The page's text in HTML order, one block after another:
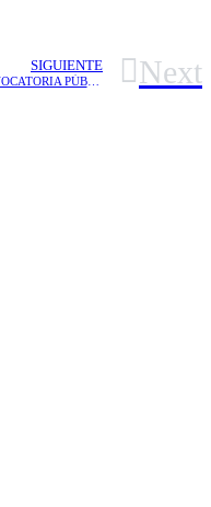
SIGUIENTE
CONVOCATORIA PÚBLICA PARA CINCO PRAZAS DE LECTORADO DE LINGUA, LITERATURA E CULTURA GALEGAS Next